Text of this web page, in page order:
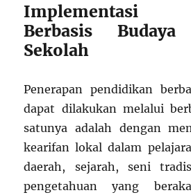
Implementasi
Berbasis
Sekolah
Penerapan pendidikan
dapat dilakukan melalui
satunya adalah dengan
kearifan lokal dalam
daerah, sejarah, seni
pengetahuan yang